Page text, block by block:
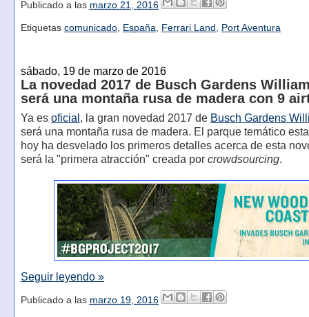
Publicado a las marzo 21, 2016
Etiquetas comunicado, España, Ferrari Land , Port Aventura
sábado, 19 de marzo de 2016
La novedad 2017 de Busch Gardens
será una montaña rusa de madera con 9
Ya es oficial , la gran novedad 2017 de Busch Gardens
será una montaña rusa de madera. El parque temático
hoy ha desvelado los primeros detalles acerca de esta
será la "primera atracción" creada por crowdsourcing.
Seguir leyendo »
Publicado a las marzo 19, 2016